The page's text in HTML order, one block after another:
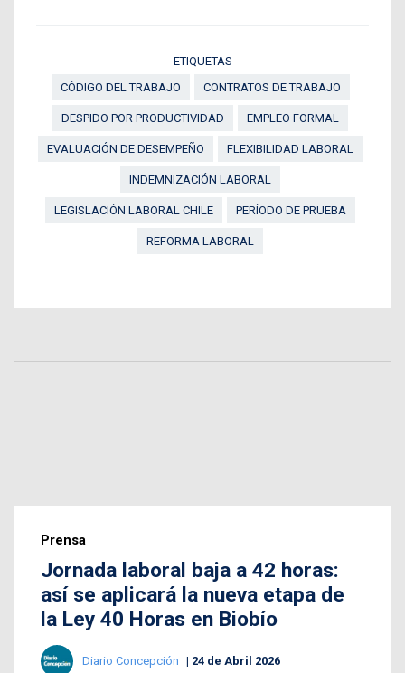
ETIQUETAS
CÓDIGO DEL TRABAJO
CONTRATOS DE TRABAJO
DESPIDO POR PRODUCTIVIDAD EMPLEO FORMAL
EVALUACIÓN DE DESEMPEÑO FLEXIBILIDAD LABORAL
INDEMNIZACIÓN LABORAL
LEGISLACIÓN LABORAL CHILE PERÍODO DE PRUEBA
REFORMA LABORAL
Prensa
Jornada laboral baja a 42 horas:
así se aplicará la nueva etapa de
la Ley 40 Horas en Biobío
Diario Concepción 24 de Abril 2026